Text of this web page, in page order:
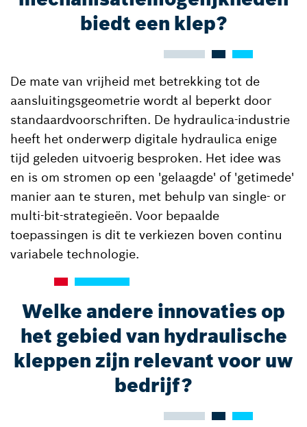
biedt een klep?
De mate van vrijheid met betrekking tot de
aansluitingsgeometrie wordt al beperkt door
standaardvoorschriften. De hydraulica-industrie
heeft het onderwerp digitale hydraulica enige
tijd geleden uitvoerig besproken. Het idee was
en is om stromen op een 'gelaagde' of 'getimede'
manier aan te sturen, met behulp van single- or
multi-bit-strategieën. Voor bepaalde
toepassingen is dit te verkiezen boven continu
variabele technologie.
Welke andere innovaties op
het gebied van hydraulische
kleppen zijn relevant voor uw
bedrijf?